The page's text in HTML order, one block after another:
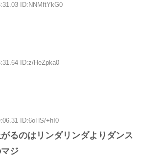
ID:NNMftYkG0
ID:z/HeZpka0
ID:6oHS/+hI0
るのはリンダリンダよりダンス
ジ